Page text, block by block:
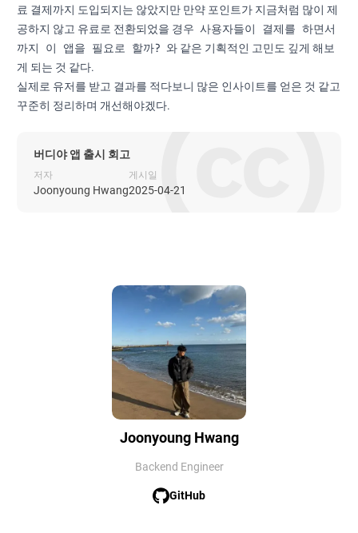
Joonyoung Hwang
Backend Engineer
GitHub
료 결제까지 도입되지는 않았지만 만약 포인트가 지금처럼 많이 제
공하지 않고 유료로 전환되었을 경우 사용자들이 결제를 하면서
까지 이 앱을 필요로 할까? 와 같은 기획적인 고민도 깊게 해보
게 되는 것 같다.
실제로 유저를 받고 결과를 적다보니 많은 인사이트를 얻은 것 같고
꾸준히 정리하며 개선해야겠다.
버디야 앱 출시 회고
저자
Joonyoung Hwang
게시일
2025-04-21